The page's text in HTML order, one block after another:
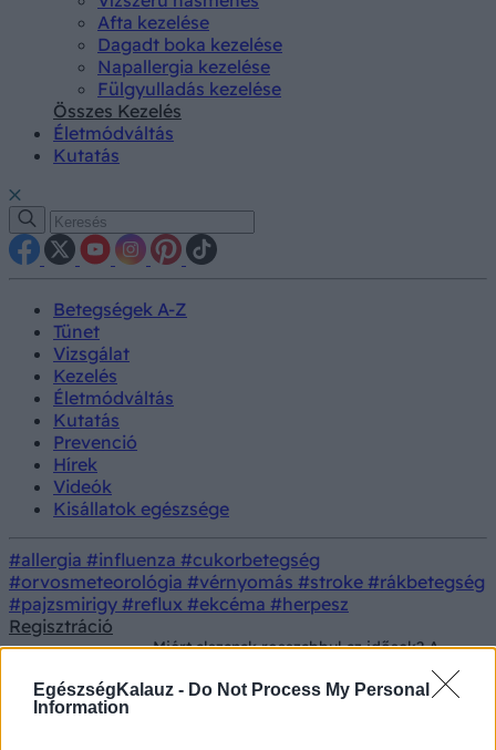
EgészségKalauz - Do Not Process My Personal
Information
Afta kezelése
Dagadt boka kezelése
Napallergia kezelése
Fülgyulladás kezelése
Összes Kezelés
Életmódváltás
Kutatás
Betegségek A-Z
Tünet
Vizsgálat
Kezelés
Életmódváltás
Kutatás
Prevenció
Hírek
Videók
Kisállatok egészsége
#allergia #influenza #cukorbetegség
#orvosmeteorológia #vérnyomás #stroke #rákbetegség
#pajzsmirigy #reflux #ekcéma #herpesz
Regisztráció
Miért alszanak rosszabbul az idősek? A
szakértők szerint három fontos változás
áll a háttérben